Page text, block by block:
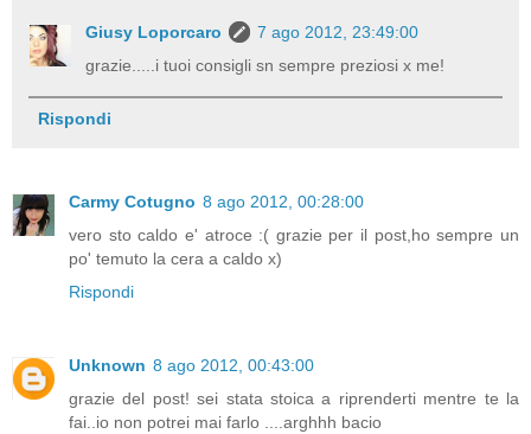
Giusy Loporcaro
7 ago 2012, 23:49:00
grazie.....i tuoi consigli sn sempre preziosi x me!
Rispondi
Carmy Cotugno 8 ago 2012, 00:28:00
vero sto caldo e' atroce :( grazie per il post,ho sempre un
po' temuto la cera a caldo x)
Rispondi
Unknown 8 ago 2012, 00:43:00
grazie del post! sei stata stoica a riprenderti mentre te la
fai..io non potrei mai farlo ....arghhh bacio